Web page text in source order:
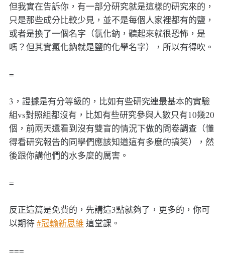
但我實在告訴你，有一部分研究就是這樣的研究來的，
只是那些成分比較少見，並不是每個人家裡都有的鹽，
或者是換了一個名字（氯化鈉，聽起來就很恐怖，是
嗎？但其實氯化鈉就是鹽的化學名字），所以有得吹。
=
3，證據是有分等級的，比如有些研究連最基本的實驗
組vs對照組都沒有，比如有些研究參與人數只有10幾20
個，前兩天還看到沒有雙盲的情況下做的問卷調查（懂
得看研究報告的同學們應該知道這有多麼的搞笑），然
後跟你講他們的水多麼的厲害。
=
反正這篇是免費的，先講這3點就夠了，更多的，你可
以期待#冠輸新思維這堂課。
===